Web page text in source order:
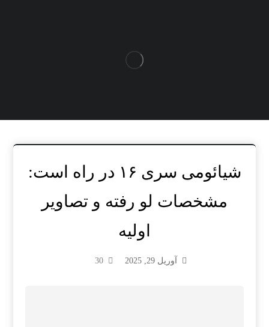
شیائومی سری ۱۶ در راه است:
مشخصات لو رفته و تصاویر
اولیه
آوریل 29, 2025 30